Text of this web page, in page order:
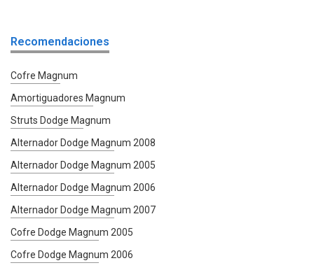
Recomendaciones
Cofre Magnum
Amortiguadores Magnum
Struts Dodge Magnum
Alternador Dodge Magnum 2008
Alternador Dodge Magnum 2005
Alternador Dodge Magnum 2006
Alternador Dodge Magnum 2007
Cofre Dodge Magnum 2005
Cofre Dodge Magnum 2006